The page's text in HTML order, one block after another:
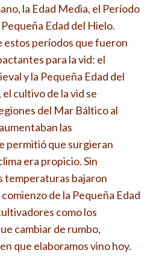
la Edad Media, el Período
Edad del Hielo.
estos períodos que fueron
para la vid: el
y la Pequeña Edad del
cultivo de la vid se
del Mar Báltico al
las
permitió que surgieran
era propicio. Sin
temperaturas bajaron
de la Pequeña Edad
como los
cambiar de rumbo,
que elaboramos vino hoy.